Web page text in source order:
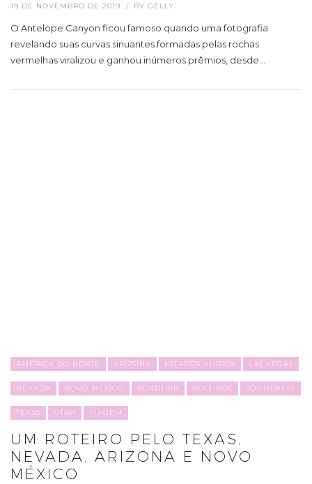
19 DE NOVEMBRO DE 2019 BY GELLY
O Antelope Canyon ficou famoso quando uma fotografia
revelando suas curvas sinuantes formadas pelas rochas
vermelhas viralizou e ganhou inúmeros prêmios, desde…
AMÉRICA DO NORTE ARIZONA ESTADOS UNIDOS LAS VEGAS
NEVADA NOVO MEXICO ROADTRIP ROTEIROS SOUTHWEST
TEXAS UTAH VIAGEM
UM ROTEIRO PELO TEXAS,
NEVADA, ARIZONA E NOVO
MÉXICO